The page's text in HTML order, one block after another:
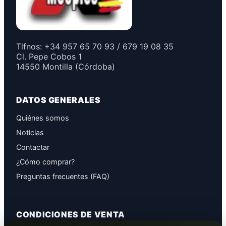
Tlfnos: +34 957 65 70 93 / 679 19 08 35
Cl. Pepe Cobos 1
14550 Montilla (Córdoba)
DATOS GENERALES
Quiénes somos
Noticias
Contactar
¿Cómo comprar?
Preguntas frecuentes (FAQ)
CONDICIONES DE VENTA